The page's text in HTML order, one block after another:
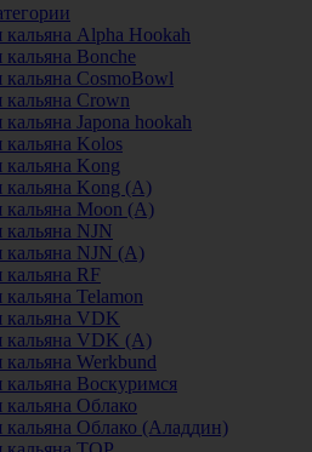
Alpha Hookah
Bonche
CosmoBowl
Crown
Japona hookah
Kolos
Kong
кальяна Kong (A)
кальяна Moon (А)
NJN
кальяна NJN (А)
RF
Telamon
кальяна VDK
кальяна VDK (А)
Werkbund
Воскуримся
Облако
кальяна Облако (Аладдин)